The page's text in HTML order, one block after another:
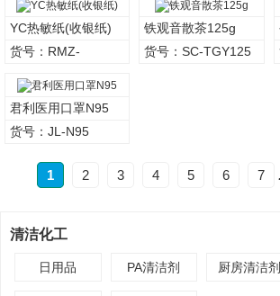
YC热敏纸(收银纸)
货号：RMZ-
铁观音散茶125g
货号：SC-TGY125
君利医用口罩N95
货号：JL-N95
1 2 3 4 5 6 7
清洁化工
日用品 PA清洁剂 厨房清洁剂